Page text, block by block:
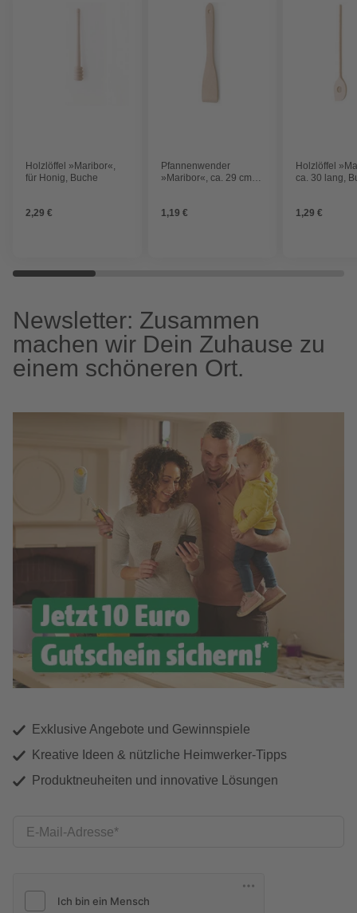
Holzlöffel »Maribor«,
für Honig, Buche
2,29 €
Pfannenwender
»Maribor«, ca. 29 cm
1,19 €
Holzlöffel
ca. 30 lang,
1,29 €
Newsletter: Zusammen
machen wir Dein Zuhause zu
einem schöneren Ort.
Exklusive Angebote und Gewinnspiele
Kreative Ideen & nützliche Heimwerker-Tipps
Produktneuheiten und innovative Lösungen
E-Mail-Adresse